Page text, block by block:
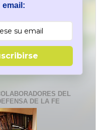
email:
DEL
DE LA FE